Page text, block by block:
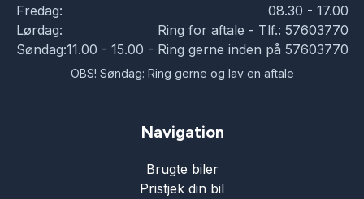
Fredag:
08.30 - 17.00
Lørdag:
Ring for aftale - Tlf.: 57603770
Søndag:11.00 - 15.00 - Ring gerne inden på 57603770
OBS! Søndag: Ring gerne og lav en aftale
Navigation
Brugte biler
Pristjek din bil